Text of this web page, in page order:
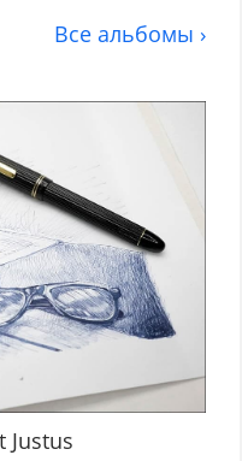
Все альбомы ›
Justus